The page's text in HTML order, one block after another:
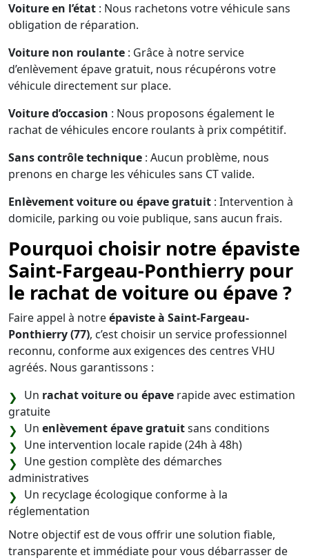
Voiture en l’état : Nous rachetons votre véhicule sans
obligation de réparation.
Voiture non roulante : Grâce à notre service
d’enlèvement épave gratuit, nous récupérons votre
véhicule directement sur place.
Voiture d’occasion : Nous proposons également le
rachat de véhicules encore roulants à prix compétitif.
Sans contrôle technique : Aucun problème, nous
prenons en charge les véhicules sans CT valide.
Enlèvement voiture ou épave gratuit : Intervention à
domicile, parking ou voie publique, sans aucun frais.
Pourquoi choisir notre épaviste
Saint-Fargeau-Ponthierry pour
le rachat de voiture ou épave ?
Faire appel à notreépaviste à Saint-Fargeau-
Ponthierry (77), c’est choisir un service professionnel
reconnu, conforme aux exigences des centres VHU
agréés. Nous garantissons :
Un rachat voiture ou épave rapide avec estimation
gratuite
Un enlèvement épave gratuitsans conditions
Une intervention locale rapide (24h à 48h)
Une gestion complète des démarches
administratives
Un recyclage écologique conforme à la
réglementation
Notre objectif est de vous offrir une solution fiable,
transparente et immédiate pour vous débarrasser de